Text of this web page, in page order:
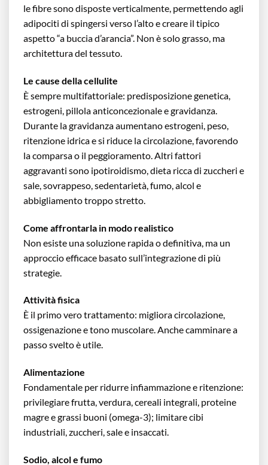
le fibre sono disposte verticalmente, permettendo agli
adipociti di spingersi verso l’alto e creare il tipico
aspetto “a buccia d’arancia”. Non è solo grasso, ma
architettura del tessuto.
Le cause della cellulite
È sempre multifattoriale: predisposizione genetica,
estrogeni, pillola anticoncezionale e gravidanza.
Durante la gravidanza aumentano estrogeni, peso,
ritenzione idrica e si riduce la circolazione, favorendo
la comparsa o il peggioramento. Altri fattori
aggravanti sono ipotiroidismo, dieta ricca di zuccheri e
sale, sovrappeso, sedentarietà, fumo, alcol e
abbigliamento troppo stretto.
Come affrontarla in modo realistico
Non esiste una soluzione rapida o definitiva, ma un
approccio efficace basato sull’integrazione di più
strategie.
Attività fisica
È il primo vero trattamento: migliora circolazione,
ossigenazione e tono muscolare. Anche camminare a
passo svelto è utile.
Alimentazione
Fondamentale per ridurre infiammazione e ritenzione:
privilegiare frutta, verdura, cereali integrali, proteine
magre e grassi buoni (omega-3); limitare cibi
industriali, zuccheri, sale e insaccati.
Sodio, alcol e fumo